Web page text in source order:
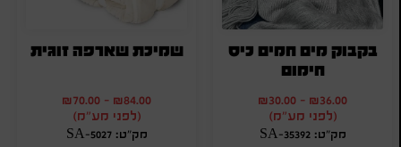
בקבוק מים חמים כיס
חימום
₪36.00
-
₪30.00
(לפני מע"מ)
מק"ט: SA-35392
שמיכת שארפה זוגית
₪84.00
-
₪70.00
(לפני מע"מ)
מק"ט: SA-5027